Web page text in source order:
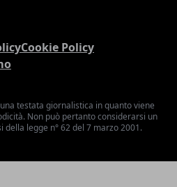
Cookie Policy
testata giornalistica in quanto viene
Non può pertanto considerarsi un
legge n° 62 del 7 marzo 2001.